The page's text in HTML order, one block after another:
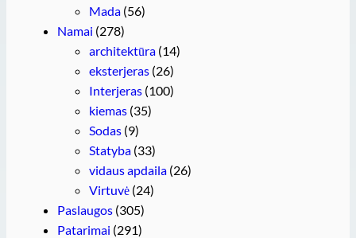
Mada (56)
Namai (278)
architektūra (14)
eksterjeras (26)
Interjeras (100)
kiemas (35)
Sodas (9)
Statyba (33)
vidaus apdaila (26)
Virtuvė (24)
Paslaugos (305)
Patarimai (291)